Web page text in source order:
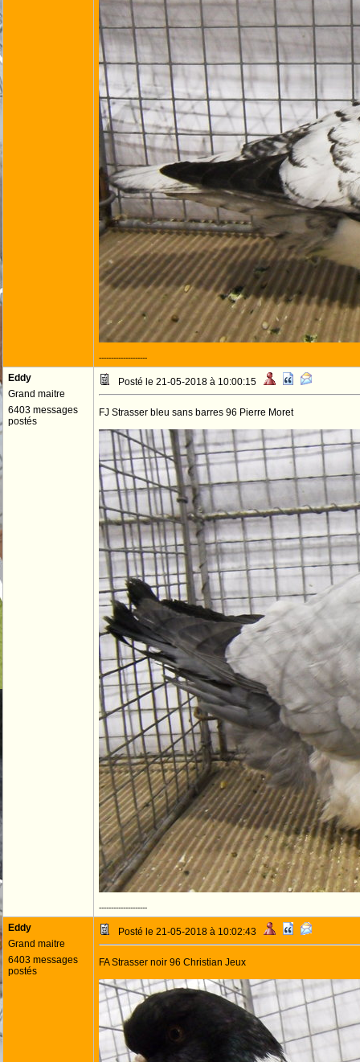
--------------------
Eddy
Grand maitre
6403 messages
postés
Posté le 21-05-2018 à 10:00:15
FJ Strasser bleu sans barres 96 Pierre Moret
--------------------
Eddy
Grand maitre
6403 messages
postés
Posté le 21-05-2018 à 10:02:43
FA Strasser noir 96 Christian Jeux